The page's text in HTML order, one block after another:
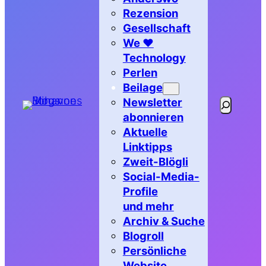
Rezension
Gesellschaft
We ♥
Technology
Perlen
Beilage
Newsletter
abonnieren
Aktuelle
Linktipps
Zweit-Blögli
Social-Media-
Profile
und mehr
Archiv & Suche
Blogroll
Persönliche
Suchen